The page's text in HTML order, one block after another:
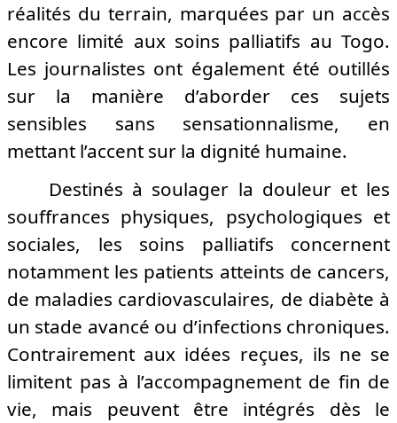
réalités du terrain, marquées par un accès
encore limité aux soins palliatifs au Togo.
Les journalistes ont également été outillés
sur la manière d’aborder ces sujets
sensibles sans sensationnalisme, en
mettant l’accent sur la dignité humaine.
Destinés à soulager la douleur et les
souffrances physiques, psychologiques et
sociales, les soins palliatifs concernent
notamment les patients atteints de cancers,
de maladies cardiovasculaires, de diabète à
un stade avancé ou d’infections chroniques.
Contrairement aux idées reçues, ils ne se
limitent pas à l’accompagnement de fin de
vie, mais peuvent être intégrés dès le